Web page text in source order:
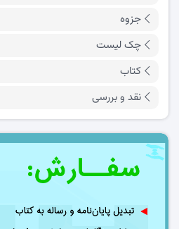
جزوه
چک لیست
کتاب
نقد و بررسی